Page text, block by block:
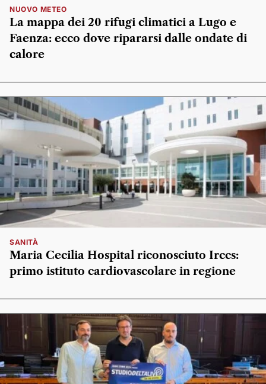
NUOVO METEO
La mappa dei 20 rifugi climatici a Lugo e
Faenza: ecco dove ripararsi dalle ondate di
calore
SANITÀ
Maria Cecilia Hospital riconosciuto Irccs:
primo istituto cardiovascolare in regione